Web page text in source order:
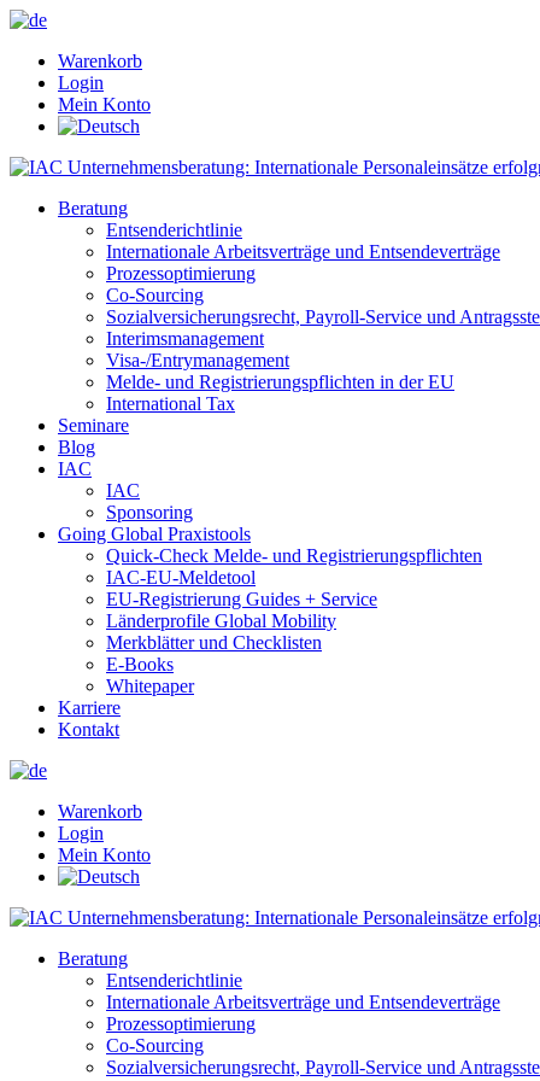
Warenkorb
Login
Mein Konto
Beratung
Entsenderichtlinie
Internationale Arbeitsverträge und Entsendeverträge
Prozessoptimierung
Co-Sourcing
Sozialversicherungsrecht, Payroll-Service und
Interimsmanagement
Visa-/Entrymanagement
Melde- und Registrierungspflichten in der EU
International Tax
Seminare
Blog
IAC
IAC
Sponsoring
Going Global Praxistools
Quick-Check Melde- und Registrierungspflichten
IAC-EU-Meldetool
EU-Registrierung Guides + Service
Länderprofile Global Mobility
Merkblätter und Checklisten
E-Books
Whitepaper
Karriere
Kontakt
Warenkorb
Login
Mein Konto
Beratung
Entsenderichtlinie
Internationale Arbeitsverträge und Entsendeverträge
Prozessoptimierung
Co-Sourcing
Sozialversicherungsrecht, Payroll-Service und